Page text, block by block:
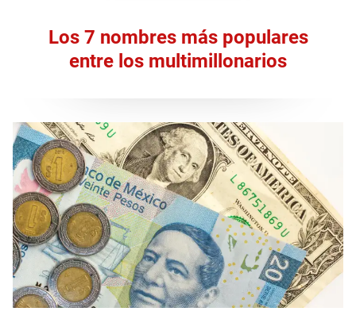
Los 7 nombres más populares
entre los multimillonarios